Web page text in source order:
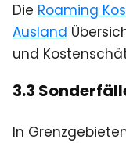
Die Roaming
Ausland
und
3.3
In